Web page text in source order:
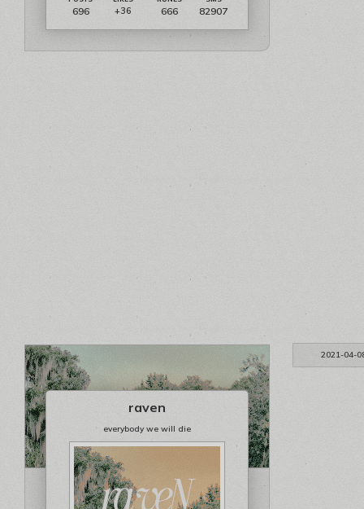
696 +36 666 82907
2021-04-
raven
everybody we will die